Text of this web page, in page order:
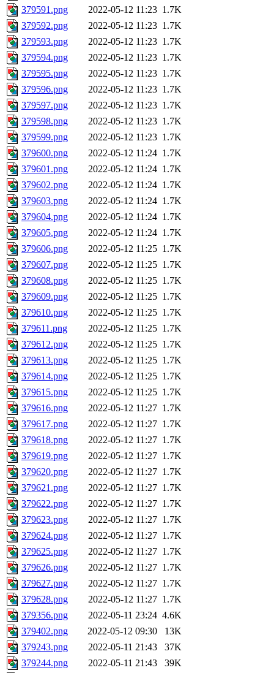
379591.png
2022-05-12 11:23 1.7K
379592.png
2022-05-12 11:23 1.7K
379593.png
2022-05-12 11:23 1.7K
379594.png
2022-05-12 11:23 1.7K
379595.png
2022-05-12 11:23 1.7K
379596.png
2022-05-12 11:23 1.7K
379597.png
2022-05-12 11:23 1.7K
379598.png
2022-05-12 11:23 1.7K
379599.png
2022-05-12 11:23 1.7K
379600.png
2022-05-12 11:24 1.7K
379601.png
2022-05-12 11:24 1.7K
379602.png
2022-05-12 11:24 1.7K
379603.png
2022-05-12 11:24 1.7K
379604.png
2022-05-12 11:24 1.7K
379605.png
2022-05-12 11:24 1.7K
379606.png
2022-05-12 11:25 1.7K
379607.png
2022-05-12 11:25 1.7K
379608.png
2022-05-12 11:25 1.7K
379609.png
2022-05-12 11:25 1.7K
379610.png
2022-05-12 11:25 1.7K
379611.png
2022-05-12 11:25 1.7K
379612.png
2022-05-12 11:25 1.7K
379613.png
2022-05-12 11:25 1.7K
379614.png
2022-05-12 11:25 1.7K
379615.png
2022-05-12 11:25 1.7K
379616.png
2022-05-12 11:27 1.7K
379617.png
2022-05-12 11:27 1.7K
379618.png
2022-05-12 11:27 1.7K
379619.png
2022-05-12 11:27 1.7K
379620.png
2022-05-12 11:27 1.7K
379621.png
2022-05-12 11:27 1.7K
379622.png
2022-05-12 11:27 1.7K
379623.png
2022-05-12 11:27 1.7K
379624.png
2022-05-12 11:27 1.7K
379625.png
2022-05-12 11:27 1.7K
379626.png
2022-05-12 11:27 1.7K
379627.png
2022-05-12 11:27 1.7K
379628.png
2022-05-12 11:27 1.7K
379356.png
2022-05-11 23:24 4.6K
379402.png
2022-05-12 09:30
13K
379243.png
2022-05-11 21:43
37K
379244.png
2022-05-11 21:43 39K